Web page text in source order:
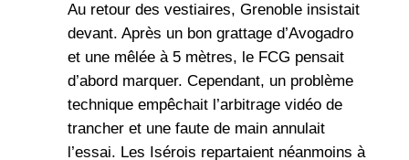
Au retour des vestiaires, Grenoble insistait
devant. Après un bon grattage d’Avogadro
et une mêlée à 5 mètres, le FCG pensait
d’abord marquer. Cependant, un problème
technique empêchait l’arbitrage vidéo de
trancher et une faute de main annulait
l’essai. Les Isérois repartaient néanmoins à